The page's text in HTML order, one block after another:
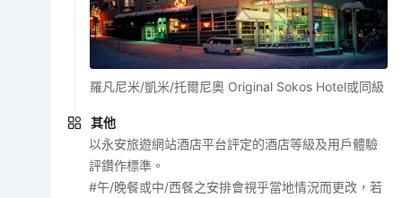
羅凡尼米/凱米/托爾尼奧 Original Sokos Hotel或同級
其他
以永安旅遊網站酒店平台評定的酒店等級及用戶體驗
評鑽作標準。
#午/晚餐或中/西餐之安排會視乎當地情況而更改，若